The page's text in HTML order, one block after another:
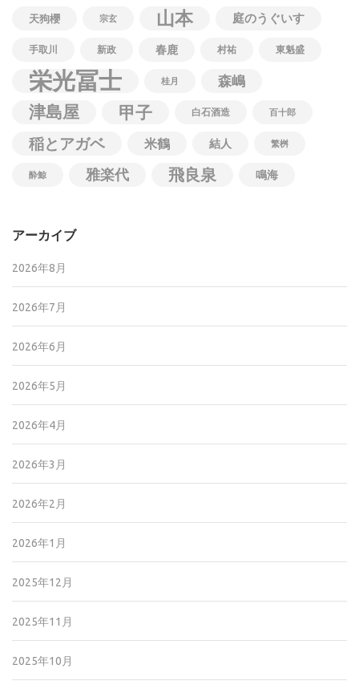
天狗櫻 宗玄 山本 庭のうぐいす
手取川 新政 春鹿 村祐 東魁盛
栄光冨士 桂月 森嶋
津島屋 甲子 白石酒造 百十郎
稲とアガベ 米鶴 結人 繁桝
酔鯨 雅楽代 飛良泉 鳴海
アーカイブ
2026年8月
2026年7月
2026年6月
2026年5月
2026年4月
2026年3月
2026年2月
2026年1月
2025年12月
2025年11月
2025年10月